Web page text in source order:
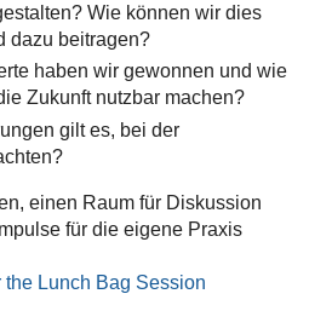
Wie können wir dies
dazu beitragen?
haben wir gewonnen und wie
Zukunft nutzbar machen?
gilt es, bei der
einen Raum für Diskussion
für die eigene Praxis